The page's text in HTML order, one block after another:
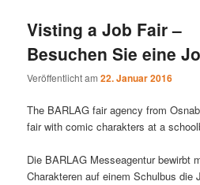
Visting a Job Fair –
Besuchen Sie eine
Veröffentlicht am22. Januar 2016
The BARLAG fair agency from
fair with comic charakters at a
Die BARLAG Messeagentur bewirbt
Charakteren auf einem Schulbus die